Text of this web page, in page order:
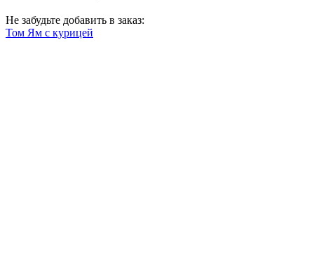
Не забудьте добавить в заказ:
Том Ям с курицей